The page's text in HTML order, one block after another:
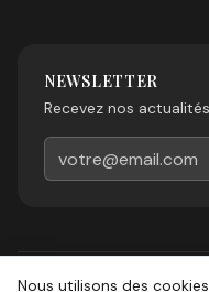
NEWSLETTER
Recevez nos
Nous utilisons des